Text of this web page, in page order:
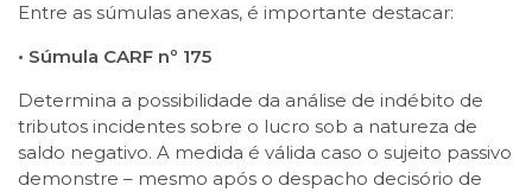
Entre as súmulas anexas, é importante destacar:
• Súmula CARF nº 175
Determina a possibilidade da análise de indébito de
tributos incidentes sobre o lucro sob a natureza de
saldo negativo. A medida é válida caso o sujeito passivo
demonstre – mesmo após o despacho decisório de